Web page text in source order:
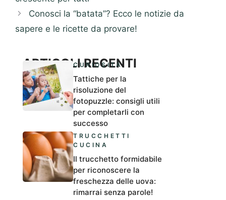
Conosci la “batata”? Ecco le notizie da
sapere e le ricette da provare!
ARTICOLI RECENTI
CURIOSITÀ
Tattiche per la
risoluzione del
fotopuzzle: consigli utili
per completarli con
successo
TRUCCHETTI
CUCINA
Il trucchetto formidabile
per riconoscere la
freschezza delle uova:
rimarrai senza parole!